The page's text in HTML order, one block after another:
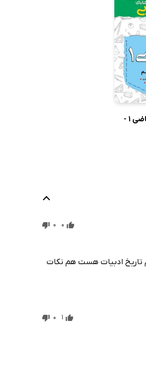
کتاب جیبی ریاضی 1 -
0
0
ادبیات هست هم نکات
1
0